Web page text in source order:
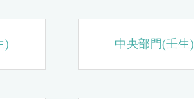
) 中央部門(壬生)